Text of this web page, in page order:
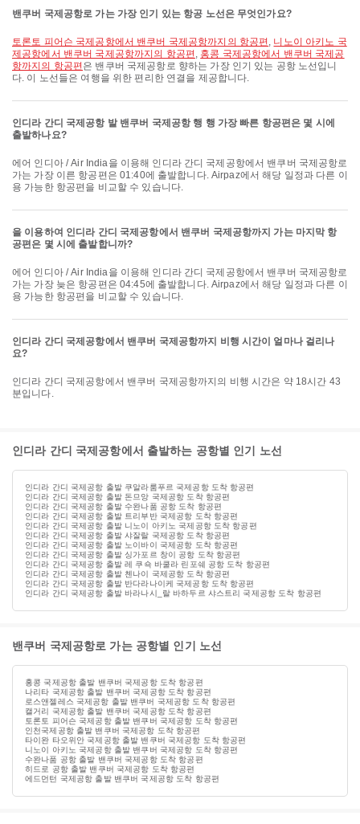
밴쿠버 국제공항로 가는 가장 인기 있는 항공 노선은 무엇인가요?
토론토 피어슨 국제공항에서 밴쿠버 국제공항까지의 항공편 , 니노이 아키노 국
제공항에서 밴쿠버 국제공항까지의 항공편 , 홍콩 국제공항에서 밴쿠버 국제공
항까지의 항공편 은 밴쿠버 국제공항로 향하는 가장 인기 있는 공항 노선입니
다. 이 노선들은 여행을 위한 편리한 연결을 제공합니다.
인디라 간디 국제공항 발 밴쿠버 국제공항 행 행 가장 빠른 항공편은 몇 시에
출발하나요?
에어 인디아 / Air India을 이용해 인디라 간디 국제공항에서 밴쿠버 국제공항로
가는 가장 이른 항공편은 01:40에 출발합니다. Airpaz에서 해당 일정과 다른 이
용 가능한 항공편을 비교할 수 있습니다.
을 이용하여 인디라 간디 국제공항에서 밴쿠버 국제공항까지 가는 마지막 항
공편은 몇 시에 출발합니까?
에어 인디아 / Air India을 이용해 인디라 간디 국제공항에서 밴쿠버 국제공항로
가는 가장 늦은 항공편은 04:45에 출발합니다. Airpaz에서 해당 일정과 다른 이
용 가능한 항공편을 비교할 수 있습니다.
인디라 간디 국제공항에서 밴쿠버 국제공항까지 비행 시간이 얼마나 걸리나
요?
인디라 간디 국제공항에서 밴쿠버 국제공항까지의 비행 시간은 약 18시간 43
분입니다.
인디라 간디 국제공항에서 출발하는 공항별 인기 노선
인디라 간디 국제공항 출발 쿠알라룸푸르 국제공항 도착 항공편
인디라 간디 국제공항 출발 돈므앙 국제공항 도착 항공편
인디라 간디 국제공항 출발 수완나품 공항 도착 항공편
인디라 간디 국제공항 출발 트리부반 국제공항 도착 항공편
인디라 간디 국제공항 출발 니노이 아키노 국제공항 도착 항공편
인디라 간디 국제공항 출발 샤잘랄 국제공항 도착 항공편
인디라 간디 국제공항 출발 노이바이 국제공항 도착 항공편
인디라 간디 국제공항 출발 싱가포르 창이 공항 도착 항공편
인디라 간디 국제공항 출발 레 쿠쇽 바쿨라 린포쉐 공항 도착 항공편
인디라 간디 국제공항 출발 첸나이 국제공항 도착 항공편
인디라 간디 국제공항 출발 반다라나이케 국제공항 도착 항공편
인디라 간디 국제공항 출발 바라나시_랄 바하두르 샤스트리 국제공항 도착 항공편
밴쿠버 국제공항로 가는 공항별 인기 노선
홍콩 국제공항 출발 밴쿠버 국제공항 도착 항공편
나리타 국제공항 출발 밴쿠버 국제공항 도착 항공편
로스앤젤레스 국제공항 출발 밴쿠버 국제공항 도착 항공편
캘거리 국제공항 출발 밴쿠버 국제공항 도착 항공편
토론토 피어슨 국제공항 출발 밴쿠버 국제공항 도착 항공편
인천국제공항 출발 밴쿠버 국제공항 도착 항공편
타이완 타오위안 국제공항 출발 밴쿠버 국제공항 도착 항공편
니노이 아키노 국제공항 출발 밴쿠버 국제공항 도착 항공편
수완나품 공항 출발 밴쿠버 국제공항 도착 항공편
히드로 공항 출발 밴쿠버 국제공항 도착 항공편
에드먼턴 국제공항 출발 밴쿠버 국제공항 도착 항공편